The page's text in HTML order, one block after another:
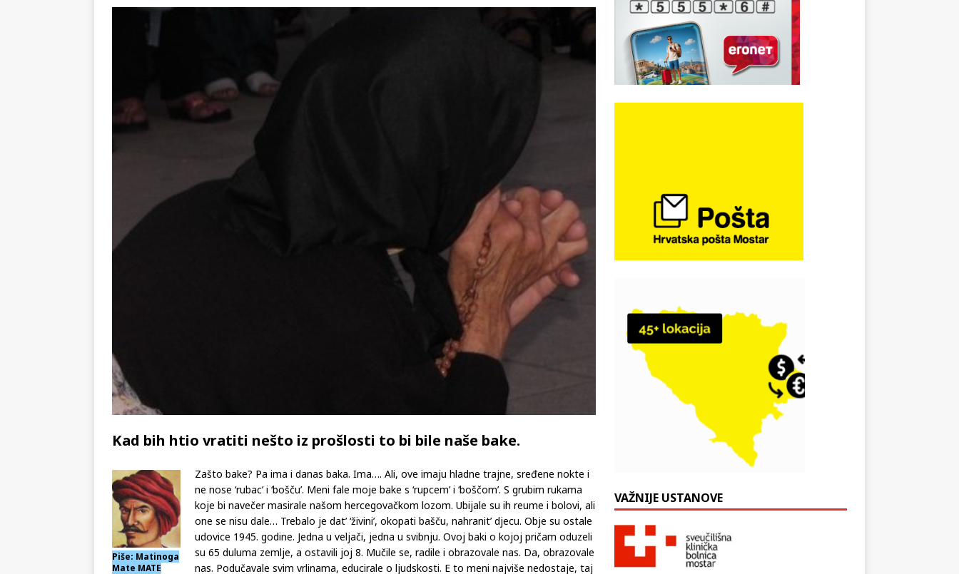
KRONIKA
Na današnji dan, 29. srpnja 2018, preminuo je glazbeni genij Oliver Dragojević
(video)
KULTURA
[ 07.08.2026 ]
Srpski povjesničar o Oluji: Hrvati imaju što slaviti, dobili su ono što im povijesno
REGIJA
Kad bih htio vratiti nešto iz prošlosti to bi bile naše bake.
Piše: Matinoga
Mate MATE
Zašto bake? Pa ima i danas baka. Ima…. Ali, ove imaju hladne trajne, sređene nokte i
ne nose ‘rubac’ i ‘bošču’. Meni fale moje bake s ‘rupcem’ i ‘boščom’. S grubim rukama
koje bi navečer masirale našom hercegovačkom lozom. Ubijale su ih reume i bolovi, ali
one se nisu dale… Trebalo je dat’ ‘živini’, okopati bašču, nahranit’ djecu. Obje su ostale
udovice 1945. godine. Jedna u veljači, jedna u svibnju. Ovoj baki o kojoj pričam oduzeli
su 65 duluma zemlje, a ostavili joj 8. Mučile se, radile i obrazovale nas. Da, obrazovale
nas. Podučavale svim vrlinama, educirale o ljudskosti. E to meni najviše nedostaje, taj
VAŽNIJE USTANOVE